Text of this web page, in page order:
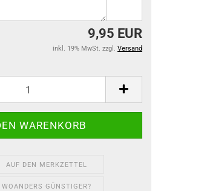
9,95 EUR
inkl. 19% MwSt. zzgl. Versand
AUF DEN MERKZETTEL
WOANDERS GÜNSTIGER?